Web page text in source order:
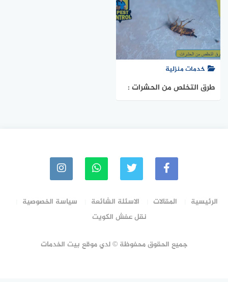
خدمات منزلية
طرق التخلص من الحشرات :
الرئيسية المقالات الاسئلة الشائعة
سياسة الخصوصية
نقل عفش الكويت
جميع الحقوق محفوظة © لدي موقع بيت الخدمات